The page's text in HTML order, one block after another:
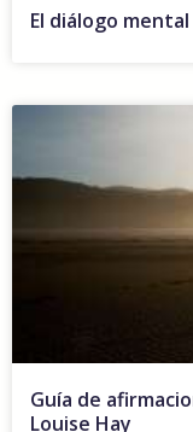
El diálogo mental
Guía de
Louise Hay